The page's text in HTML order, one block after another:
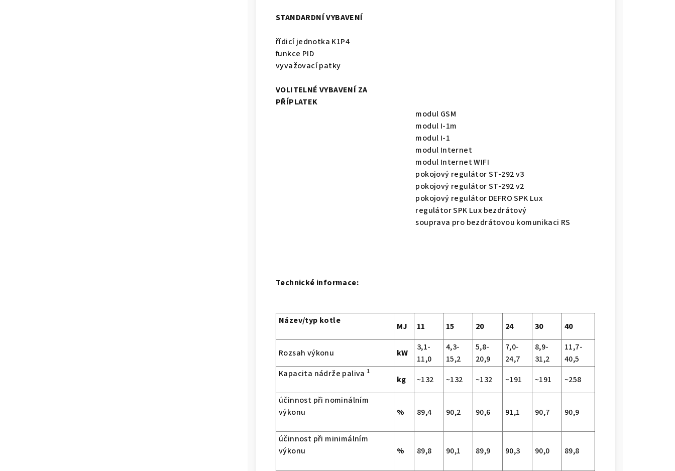
STANDARDNÍ VYBAVENÍ
řídicí jednotka K1P4
funkce PID
vyvažovací patky
VOLITELNÉ VYBAVENÍ ZA
PŘÍPLATEK
modul GSM
modul I-1m
modul I-1
modul Internet
modul Internet WIFI
pokojový regulátor ST-292 v3
pokojový regulátor ST-292 v2
pokojový regulátor DEFRO SPK Lux
regulátor SPK Lux bezdrátový
souprava pro bezdrátovou komunikaci RS
Technické informace:
Název/typ kotle
MJ 11 15 20 24 30 40
Rozsah výkonu kW
3,1-
11,0
4,3-
15,2
5,8-
20,9
7,0-
24,7
8,9-
31,2
11,7-
40,5
Kapacita nádrže paliva 1
kg ~132 ~132 ~132 ~191 ~191
~258
účinnost při nominálním
výkonu
% 89,4 90,2 90,6 91,1 90,7 90,9
účinnost při minimálním
výkonu
% 89,8 90,1 89,9 90,3 90,0 89,8